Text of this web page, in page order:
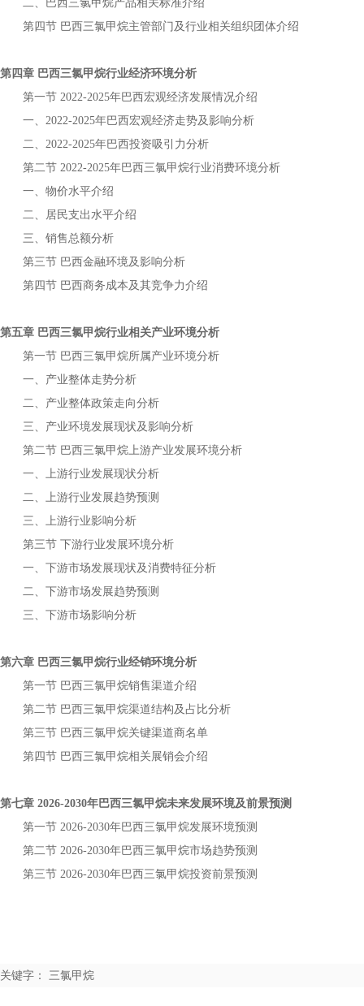
巴西三氯甲烷
第四节 巴西三氯甲烷主管部门及行业相关组织团体介绍
第四章 巴西三氯甲烷行业经济环境分析
第一节 2022-2025年巴西 宏观经济发展情况介绍
一、 2022-2025年巴西 宏观经济走势及影响分析
二、 2022-2025年巴西投资吸引力分析
第二节 2022-2025年巴西三氯甲烷行业消费环境分析
一、物价水平介绍
二、居民支出水平介绍
三、销售总额分析
第三节 巴西金融环境及影响分析
第四节 巴西商务成本及其竞争力介绍
第五章 巴西三氯甲烷行业相关产业环境分析
第一节 巴西三氯甲烷所属产业环境分析
一、产业整体走势分析
二、产业整体政策走向分析
三、产业环境发展现状及影响分析
第二节 巴西三氯甲烷 上游产业发展环境分析
一、上游行业发展现状分析
二、上游行业发展趋势预测
三、上游行业影响分析
第三节 下游行业发展环境分析
一、下游市场发展现状及消费特征分析
二、下游市场发展趋势预测
三、下游市场影响分析
第六章 巴西三氯甲烷行业经销环境分析
第一节 巴西三氯甲烷销售渠道介绍
第二节 巴西三氯甲烷渠道结构及占比分析
第三节 巴西三氯甲烷关键渠道商名单
第四节 巴西三氯甲烷相关展销会介绍
第七章 2026-2030年 巴西三氯甲烷未来发展环境及前景预测
第一节 2026-2030年巴西三氯甲烷发展环境预测
第二节 2026-2030年巴西三氯甲烷市场趋势预测
第三节 2026-2030年巴西三氯甲烷投资前景预测
关键字： 三氯甲烷